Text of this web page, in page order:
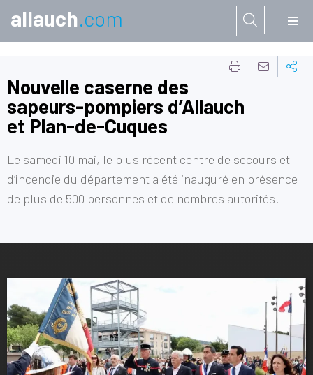
allauch.com
Nouvelle caserne des
sapeurs-pompiers d’Allauch
et Plan-de-Cuques
Le samedi 10 mai, le plus récent centre de secours et
d’incendie du département a été inauguré en présence
de plus de 500 personnes et de nombres autorités.